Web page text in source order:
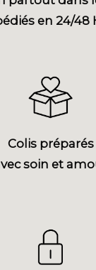
en 24/48
Colis préparés
soin et